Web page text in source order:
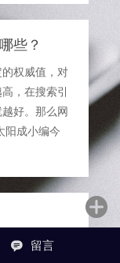
些？
权威值，对
，在搜索引
好。那么网
阳成小编今
后，都是需
 留言